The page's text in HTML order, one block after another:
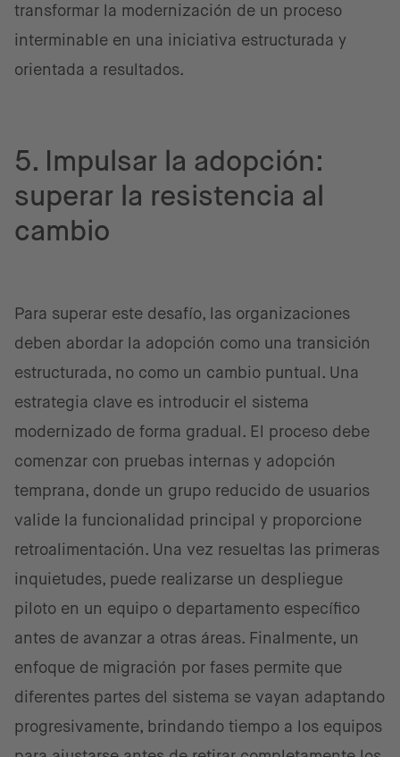
transformar la modernización de un proceso
interminable en una iniciativa estructurada y
orientada a resultados.
5. Impulsar la adopción:
superar la resistencia al
cambio
Para superar este desafío, las organizaciones
deben abordar la adopción como una transición
estructurada, no como un cambio puntual. Una
estrategia clave es introducir el sistema
modernizado de forma gradual. El proceso debe
comenzar con pruebas internas y adopción
temprana, donde un grupo reducido de usuarios
valide la funcionalidad principal y proporcione
retroalimentación. Una vez resueltas las primeras
inquietudes, puede realizarse un despliegue
piloto en un equipo o departamento específico
antes de avanzar a otras áreas. Finalmente, un
enfoque de migración por fases permite que
diferentes partes del sistema se vayan adaptando
progresivamente, brindando tiempo a los equipos